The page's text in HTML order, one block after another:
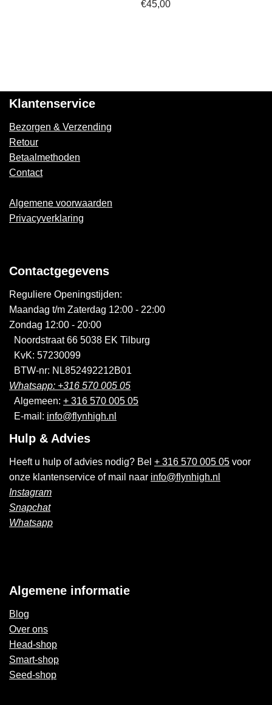
€45,00
Klantenservice
Bezorgen & Verzending
Retour
Betaalmethoden
Contact
Algemene voorwaarden
Privacyverklaring
Contactgegevens
Reguliere Openingstijden:
Maandag t/m Zaterdag 12:00 - 22:00
Zondag 12:00 - 20:00
Noordstraat 66 5038 EK Tilburg
KvK: 57230099
BTW-nr: NL852492212B01
Whatsapp: +316 570 005 05
Algemeen: + 316 570 005 05
E-mail: info@flynhigh.nl
Hulp & Advies
Heeft u hulp of advies nodig? Bel + 316 570 005 05 voor
onze klantenservice of mail naar info@flynhigh.nl
Instagram
Snapchat
Whatsapp
Algemene informatie
Blog
Over ons
Head-shop
Smart-shop
Seed-shop